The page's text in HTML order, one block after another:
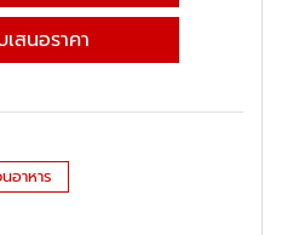
เสนอราคา
อาหาร